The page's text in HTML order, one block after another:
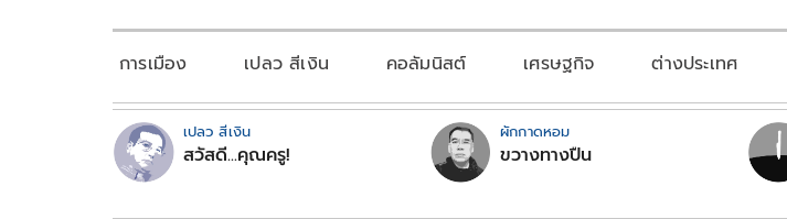
การเมือง เปลว สีเงิน คอลัมนิสต์ เศรษฐกิจ ต่างประเทศ
เปลว สีเงิน
สวัสดี...คุณครู!
ผักกาดหอม
ขวางทางปืน